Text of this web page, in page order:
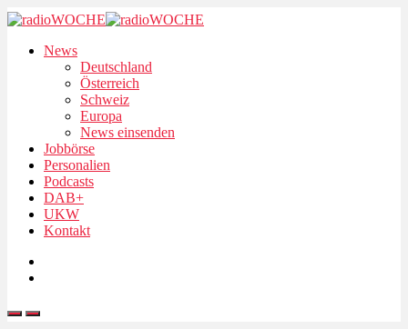
News
Deutschland
Österreich
Schweiz
Europa
News einsenden
Jobbörse
Personalien
Podcasts
DAB+
UKW
Kontakt